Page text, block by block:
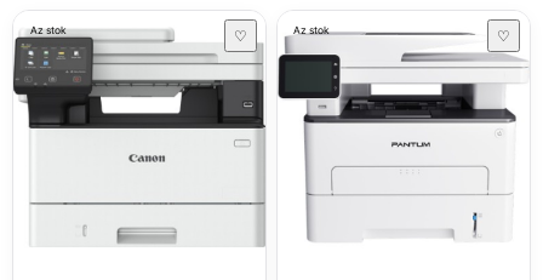
Az stok ♡ Az stok ♡